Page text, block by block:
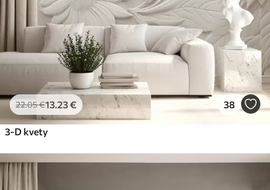
22.05€13 .23€ 38
3-D kvety